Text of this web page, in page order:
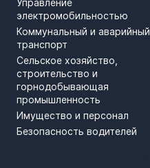
Управление
электромобильностью
Коммунальный и аварийный
транспорт
Сельское хозяйство,
строительство и
горнодобывающая
промышленность
Имущество и персонал
Безопасность водителей